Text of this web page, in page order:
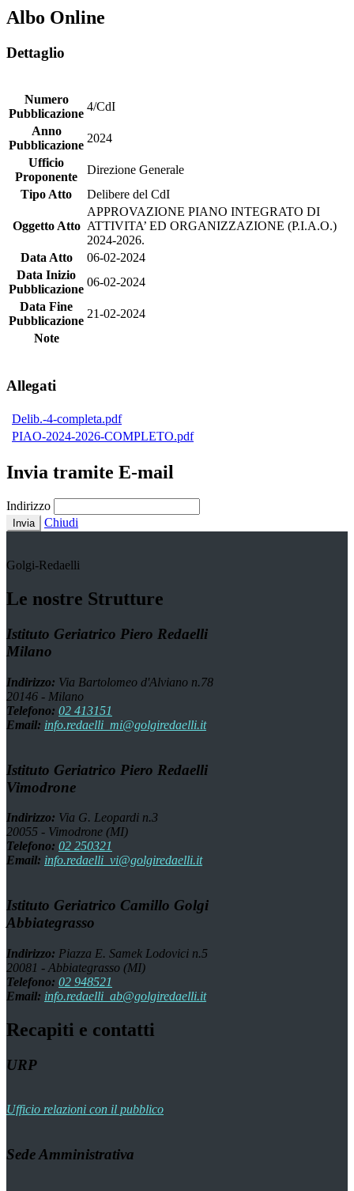
Albo Online
Dettaglio
Numero
Pubblicazione
4/CdI
Anno
Pubblicazione
2024
Ufficio
Proponente
Direzione Generale
Tipo Atto
Delibere del CdI
Oggetto Atto
APPROVAZIONE PIANO INTEGRATO DI
ATTIVITA’ ED ORGANIZZAZIONE (P.I.A.O.)
2024-2026.
Data Atto
06-02-2024
Data Inizio
Pubblicazione
06-02-2024
Data Fine
Pubblicazione
21-02-2024
Note
Allegati
Delib.-4-completa.pdf
PIAO-2024-2026-COMPLETO.pdf
Invia tramite E-mail
Indirizzo
Invia Chiudi
Golgi-Redaelli
Le nostre Strutture
Istituto Geriatrico Piero Redaelli
Milano
Indirizzo: Via Bartolomeo d'Alviano n.78
20146 - Milano
Telefono: 02 413151
Email: info.redaelli_mi@golgiredaelli.it
Istituto Geriatrico Piero Redaelli
Vimodrone
Indirizzo: Via G. Leopardi n.3
20055 - Vimodrone (MI)
Telefono: 02 250321
Email: info.redaelli_vi@golgiredaelli.it
Istituto Geriatrico Camillo Golgi
Abbiategrasso
Indirizzo: Piazza E. Samek Lodovici n.5
20081 - Abbiategrasso (MI)
Telefono: 02 948521
Email: info.redaelli_ab@golgiredaelli.it
Recapiti e contatti
URP
Ufficio relazioni con il pubblico
Sede Amministrativa